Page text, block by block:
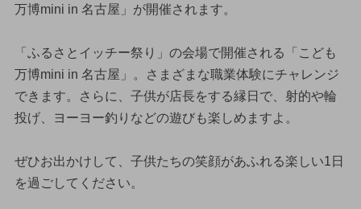
万博mini in 名古屋」が開催されます。
「ふるさとイッチー祭り」の会場で開催される「こども
万博mini in 名古屋」。さまざまな職業体験にチャレンジ
できます。さらに、子供が店長をする縁日で、射的や輪
投げ、ヨーヨー釣りなどの遊びも楽しめますよ。
ぜひお出かけして、子供たちの笑顔があふれる楽しい1日
を過ごしてください。